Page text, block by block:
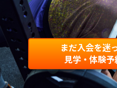
まだ入会を迷
見学・体験